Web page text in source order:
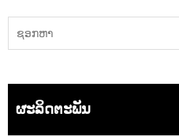
ຜະລິດຕະພັນ